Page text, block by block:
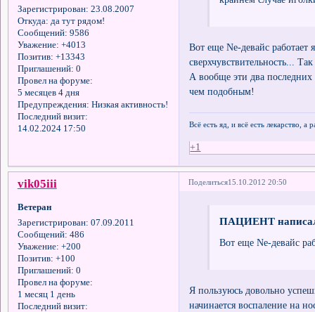
Зарегистрирован: 23.08.2007
Откуда: да тут рядом!
Сообщений: 9586
Уважение: +4013
Позитив: +13343
Приглашений: 0
Провел на форуме:
5 месяцев 4 дня
Предупреждения: Низкая активность!
Последний визит:
14.02.2024 17:50
Вот еще Ne-девайс
сверхчувствительность...
А вообще эти два
чем подобным!
Всё есть яд, и всё есть лекарство,
+1
Поделиться15.10.2012 20:50
vik05iii
Ветеран
Зарегистрирован: 07.09.2011
Сообщений: 486
Уважение: +200
Позитив: +100
Приглашений: 0
Провел на форуме:
1 месяц 1 день
Последний визит:
ПАЦИЕНТ
Вот еще Ne-девайс
Я пользуюсь довольно
начинается воспаление на